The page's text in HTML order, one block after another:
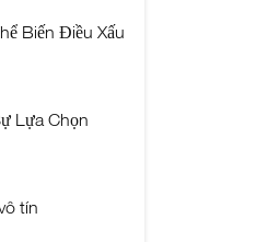
Biến Điều Xấu
Lựa Chọn
tín